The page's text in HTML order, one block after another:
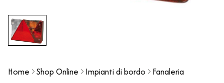
Home Shop Online Impianti di bordo Fanaleria